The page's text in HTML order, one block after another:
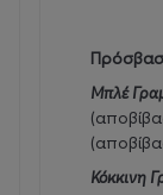
Μπλέ
Κόκκινη